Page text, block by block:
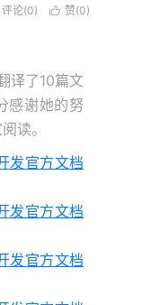
评论(0)  赞(0)
译了10篇文
感谢她的努
读。
发官方文档
发官方文档
发官方文档